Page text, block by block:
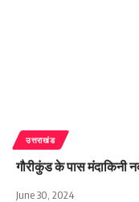
उत्तराखंड
गौरीकुंड के पास मंदाकिनी
June 30, 2024